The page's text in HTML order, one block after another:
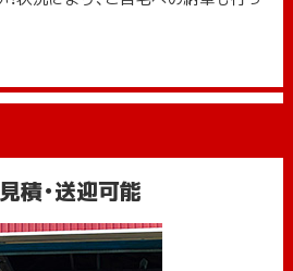
積・送迎可能